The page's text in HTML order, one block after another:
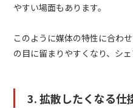
やすい場面もあります。
このように媒体の特性に合わ
の目に留まりやすくなり、シ
3. 拡散したくなる仕